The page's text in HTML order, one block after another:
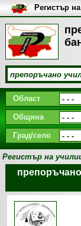
Регистър
Област
Община
Град/село
Регистър на